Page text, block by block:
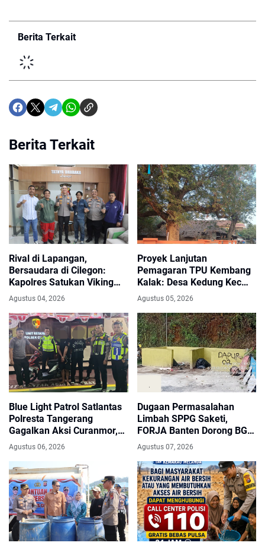
Berita Terkait
Berita Terkait
Rival di Lapangan,
Bersaudara di Cilegon:
Kapolres Satukan Viking
dan Jak Mania Demi Nobar
Damai Piala Presiden 2026
Agustus 04, 2026
Proyek Lanjutan
Pemagaran TPU Kembang
Kalak: Desa Kedung Kec
Gunung Kaler, Dari Aspirasi
Dewan PKS Mendapat
Apresiasi Seriyus Dari
Masyarakat Kinerjanya
Sangat Luar Biasa
Agustus 05, 2026
Blue Light Patrol Satlantas
Polresta Tangerang
Gagalkan Aksi Curanmor,
Dua Pria Diamankan
Agustus 06, 2026
Dugaan Permasalahan
Limbah SPPG Saketi,
FORJA Banten Dorong BGN
Lakukan Audit dan Evaluasi
Agustus 07, 2026